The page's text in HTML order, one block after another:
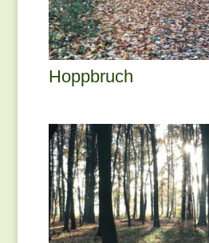
Hoppbruch